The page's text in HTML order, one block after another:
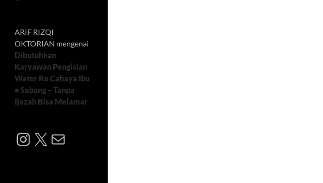
ARIF RIZQI
OKTORIAN mengenai
Dibutuhkan
Karyawan Pengisian
Water Ro Cahaya Ibu
• Sabang – Tanpa
Ijazah Bisa Melamar
Instagram
X Mail